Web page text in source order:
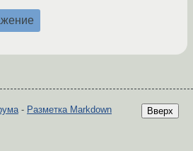
Вверх
- Разметка Markdown